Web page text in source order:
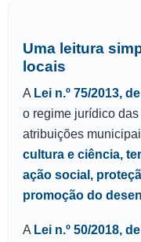
Uma leitura
locais
A Lei n.º 75/2013,
o regime jurídico
atribuições
cultura e ciência,
ação social,
promoção do
A Lei n.º 50/2018,